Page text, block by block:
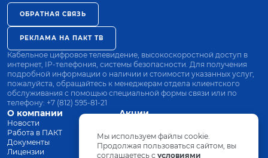
О компании
Новости
Работа в ПАКТ
Документы
Лицензии
Акции
Оплата
Оборудование
ОБРАТНАЯ СВЯЗЬ
РЕКЛАМА НА ПАКТ ТВ
Кабельное цифровое телевидение, высокоскоростной доступ в
интернет, IP-телефония, системы безопасности. Для получения
подробной информации о наличии и стоимости указанных услуг,
пожалуйста, обращайтесь к менеджерам отдела клиентского
обслуживания с помощью специальной формы связи или по
телефону: +7 (812) 595-81-21
Мы используем файлы cookie.
Продолжая пользоваться сайтом, вы
соглашаетесь с условиями